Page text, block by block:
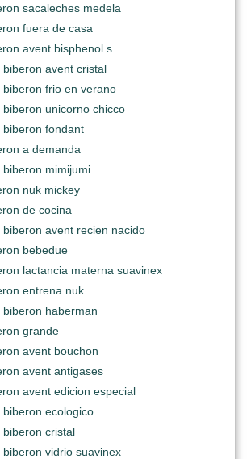
sacaleches medela
fuera de casa
avent bisphenol s
avent cristal
biberon frio en verano
unicorno chicco
fondant
a demanda
mimijumi
nuk mickey
de cocina
avent recien nacido
bebedue
lactancia materna suavinex
entrena nuk
haberman
grande
avent bouchon
avent antigases
avent edicion especial
ecologico
cristal
vidrio suavinex